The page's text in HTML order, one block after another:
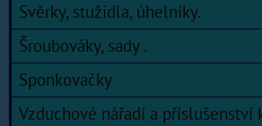
Svěrky, stužidla, úhelníky.
Šroubováky, sady .
Sponkovačky
Vzduchové nářadí a příslušenství